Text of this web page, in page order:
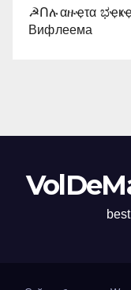
☭Ոሉαዙҿτα
Вифлеема